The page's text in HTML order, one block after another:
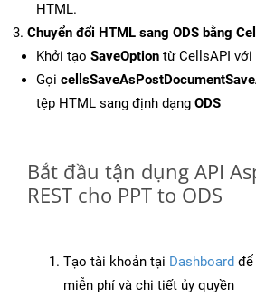
HTML.
Chuyển đổi HTML sang ODS bằng
Khởi tạo SaveOption từ CellsAPI với
Gọi
tệp HTML sang định dạng ODS
Bắt đầu tận dụng API
REST cho PPT to ODS
Tạo tài khoản tại Dashboard để
miễn phí và chi tiết ủy quyền